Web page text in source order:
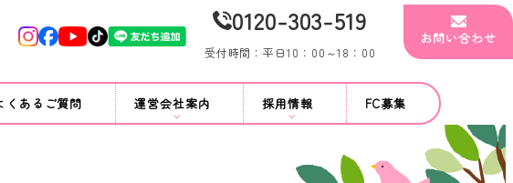
0120-303-519
受付時間：平日10：00～18：00
お問い合わせ
くあるご質問 運営会社案内 採用情報 FC募集